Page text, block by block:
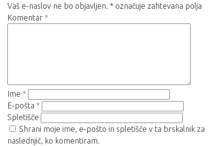
Vaš e-naslov ne bo objavljen. * označuje zahtevana polja
Komentar *
Ime *
E-pošta *
Spletišče
Shrani moje ime, e-pošto in spletišče v ta brskalnik za
naslednjič, ko komentiram.